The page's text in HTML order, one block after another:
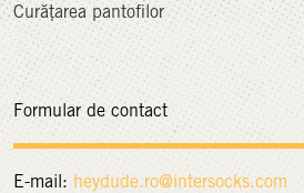
Curățarea pantofilor
Formular de contact
E-mail: heydude.ro@intersocks.com